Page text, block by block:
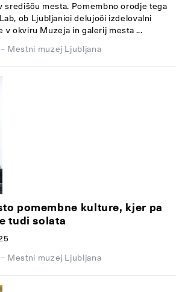
središču mesta. Pomembno orodje tega
ob Ljubljanici delujoči izdelovalni
v okviru Muzeja in galerij mesta ...
– Mestni muzej Ljubljana
pomembne kulture, kjer pa
tudi solata
– Mestni muzej Ljubljana